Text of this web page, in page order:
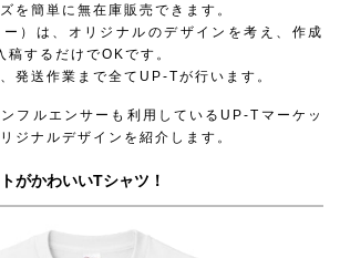
を簡単に無在庫販売できます。
）は、オリジナルのデザインを考え、作成
するだけでOKです。
発送作業まで全てUP-Tが行います。
フルエンサーも利用しているUP-Tマーケッ
ジナルデザインを紹介します。
がかわいいTシャツ！